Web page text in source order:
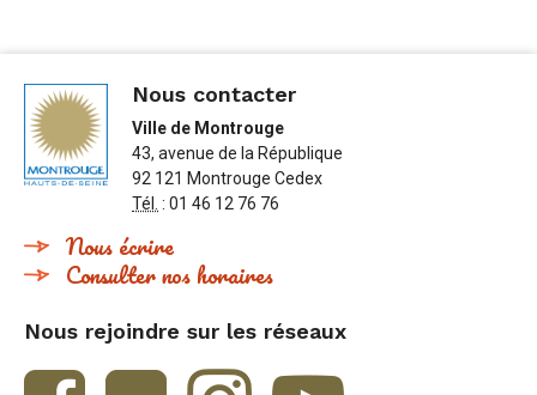
Nous contacter
Ville de Montrouge
43, avenue de la République
92 121 Montrouge Cedex
Tél.
: 01 46 12 76 76
Nous écrire
Consulter nos horaires
Nous rejoindre sur les réseaux